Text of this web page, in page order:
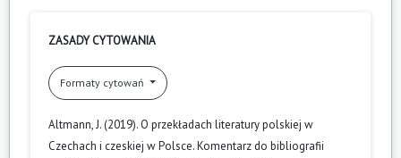
ZASADY CYTOWANIA
Formaty cytowań
Altmann, J. (2019). O przekładach literatury polskiej w
Czechach i czeskiej w Polsce. Komentarz do bibliografii